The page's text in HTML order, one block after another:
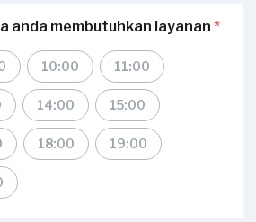
anda membutuhkan layanan *
10:00 11:00
14:00 15:00
18:00 19:00